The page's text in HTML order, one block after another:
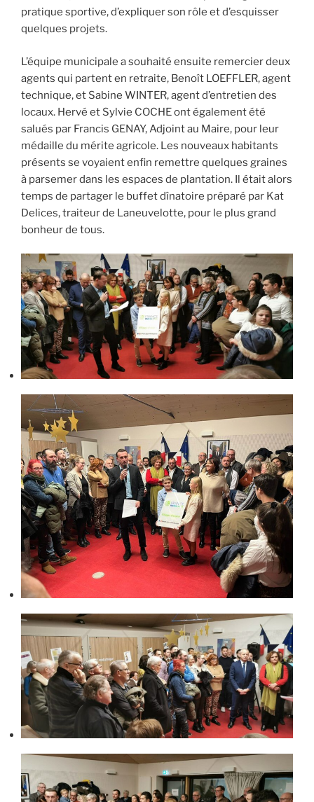
pratique sportive, d’expliquer son rôle et d’esquisser
quelques projets.
L’équipe municipale a souhaité ensuite remercier deux
agents qui partent en retraite, Benoît LOEFFLER, agent
technique, et Sabine WINTER, agent d’entretien des
locaux. Hervé et Sylvie COCHE ont également été
salués par Francis GENAY, Adjoint au Maire, pour leur
médaille du mérite agricole. Les nouveaux habitants
présents se voyaient enfin remettre quelques graines
à parsemer dans les espaces de plantation. Il était alors
temps de partager le buffet dînatoire préparé par Kat
Delices, traiteur de Laneuvelotte, pour le plus grand
bonheur de tous.